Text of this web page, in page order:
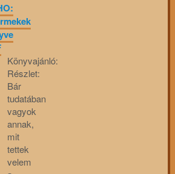
Könyvajánló:
Részlet:
Bár
tudatában
vagyok
annak,
mit
tettek
velem